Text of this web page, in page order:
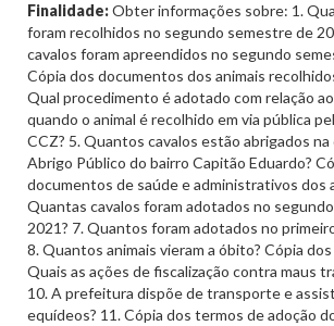
Finalidade:Obter informações sobre: 1.
foram recolhidos no segundo semestre de
cavalos foram apreendidos no segundo
Cópia dos documentos dos animais
Qual procedimento é adotado com relação
quando o animal é recolhido em via pública
CCZ? 5. Quantos cavalos estão abrigados
Abrigo Público do bairro Capitão Eduardo?
documentos de saúde e administrativos dos
Quantas cavalos foram adotados no
2021? 7. Quantos foram adotados no
8. Quantos animais vieram a óbito? Cópia
Quais as ações de fiscalização contra maus
10. A prefeitura dispõe de transporte e
equídeos? 11. Cópia dos termos de adoção